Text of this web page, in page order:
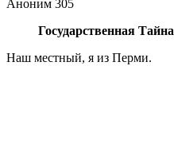
Аноним 305
Государственная Тайна
Наш местный, я из Перми.